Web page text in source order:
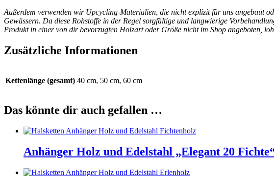
Außerdem verwenden wir Upcycling-Materialien, die nicht explizit für uns angebaut
Gewässern. Da diese Rohstoffe in der Regel sorgfältige und langwierige
Produkt in einer von dir bevorzugten Holzart oder Größe nicht im Shop angeboten,
Zusätzliche Informationen
Kettenlänge (gesamt) 40 cm, 50 cm, 60 cm
Das könnte dir auch gefallen …
Anhänger Holz und Edelstahl „Elegant 20